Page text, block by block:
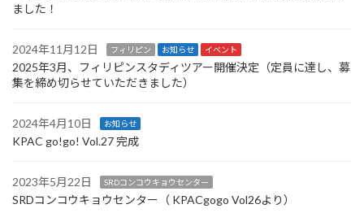
ました！
2024年11月12日 フィリピン お知らせ イベント
2025年3月、フィリピンスタディツアー開催決定（定員に達し、募
集を締め切らせていただきました）
2024年4月10日 お知らせ
KPAC go!go! Vol.27 完成
2023年5月22日 SRDコンコウキョウセンター
SRDコンコウキョウセンター（ KPACgogo Vol26より）